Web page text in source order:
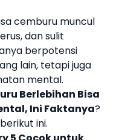
cemburu muncul
dan sulit
berpotensi
lain, tetapi juga
mental.
Berlebihan Bisa
, Ini Faktanya?
ini.